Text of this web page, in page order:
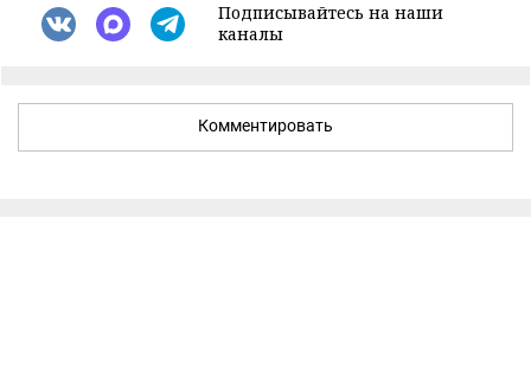
Подписывайтесь на наши
каналы
Комментировать